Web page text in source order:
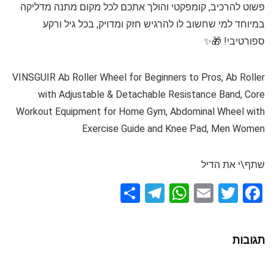
פשוט להרכיב, קומפקטי והולך אתכם לכל מקום מתנה מדליקה
במיוחד למי שחשוב לו להרגיש חזק ומדויק, בכל גיל ורקע
ספורטיבי! 🎁✨
VINSGUIR Ab Roller Wheel for Beginners to Pros, Ab Roller
with Adjustable & Detachable Resistance Band, Core
Workout Equipment for Home Gym, Abdominal Wheel with
Exercise Guide and Knee Pad, Men Women
שתף\י את הדיל
F
ce
T
E
W
T
תגובות